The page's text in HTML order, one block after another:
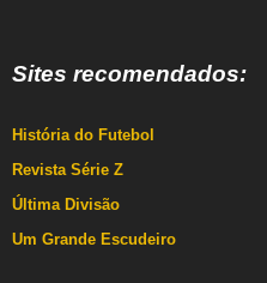
Sites recomendados:
História do Futebol
Revista Série Z
Última Divisão
Um Grande Escudeiro